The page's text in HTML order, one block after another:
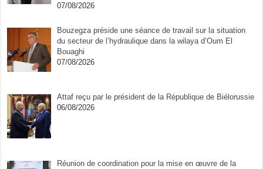
07/08/2026
Bouzegza préside une séance de travail sur la situation
du secteur de l’hydraulique dans la wilaya d’Oum El
Bouaghi
07/08/2026
Attaf reçu par le président de la République de Biélorussie
06/08/2026
Réunion de coordination pour la mise en œuvre de la